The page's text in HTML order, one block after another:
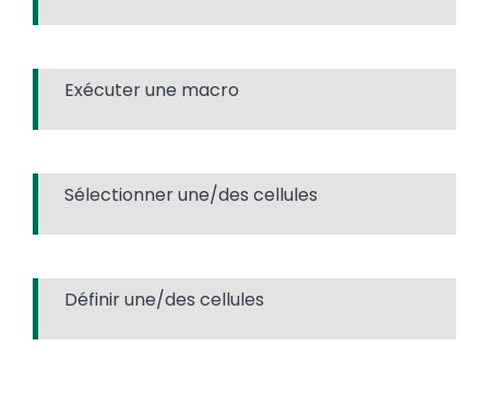
Exécuter une macro
Sélectionner une/des cellules
Définir une/des cellules